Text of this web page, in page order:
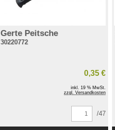
Gerte Peitsche
30220772
0,35 €
inkl. 19 % MwSt.
zzgl. Versandkosten
/47